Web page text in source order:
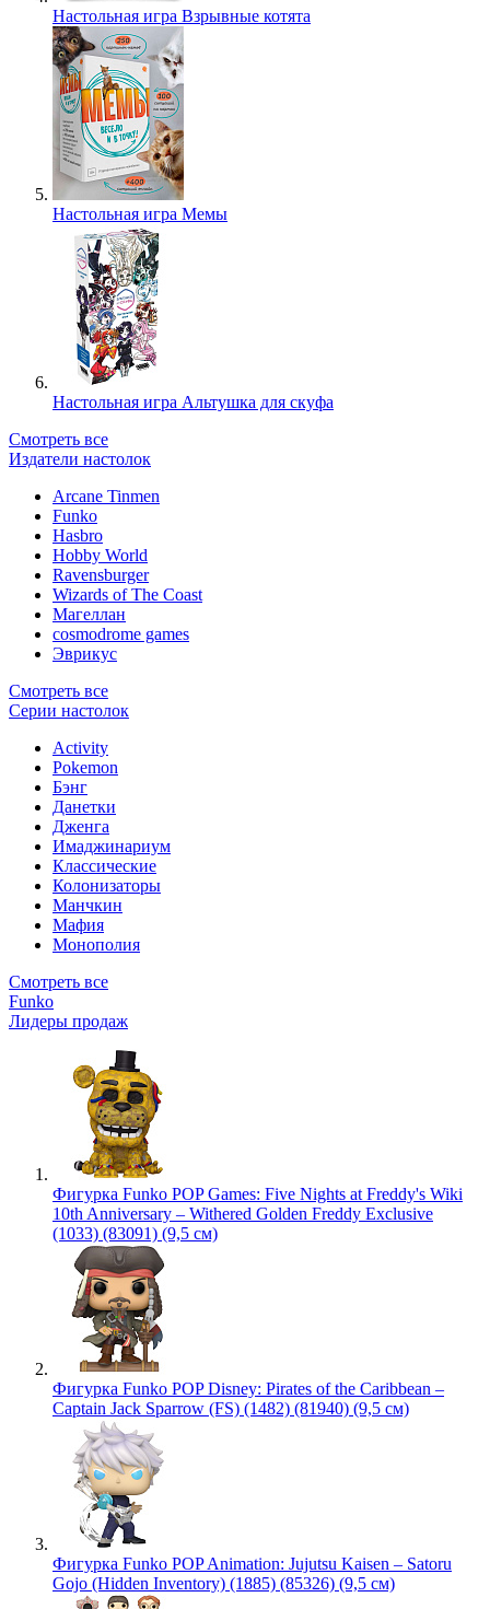
Настольная игра Взрывные котята
Настольная игра Мемы
Настольная игра Альтушка для скуфа
Смотреть все
Издатели настолок
Arcane Tinmen
Funko
Hasbro
Hobby World
Ravensburger
Wizards of The Coast
Магеллан
сosmodrome games
Эврикус
Смотреть все
Серии настолок
Activity
Pokemon
Бэнг
Данетки
Дженга
Имаджинариум
Классические
Колонизаторы
Манчкин
Мафия
Монополия
Смотреть все
Funko
Лидеры продаж
Фигурка Funko POP Games: Five Nights at Freddy's Wiki
10th Anniversary – Withered Golden Freddy Exclusive
(1033) (83091) (9,5 см)
Фигурка Funko POP Disney: Pirates of the Caribbean –
Captain Jack Sparrow (FS) (1482) (81940) (9,5 см)
Фигурка Funko POP Animation: Jujutsu Kaisen – Satoru
Gojo (Hidden Inventory) (1885) (85326) (9,5 см)